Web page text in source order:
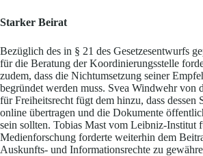
Starker Beirat
Bezüglich des in § 21 des Gesetzesentwurfs
für die Beratung der Koordinierungsstelle
zudem, dass die Nichtumsetzung seiner
begründet werden muss. Svea Windwehr von
für Freiheitsrecht fügt dem hinzu, dass dessen
online übertragen und die Dokumente
sein sollten. Tobias Mast vom Leibniz-Institut
Medienforschung forderte weiterhin dem
Auskunfts- und Informationsrechte zu